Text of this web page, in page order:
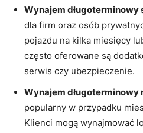
Wynajem⁢ długoterminowy
dla firm oraz osób
pojazdu na kilka miesięcy
często oferowane są
serwis czy ubezpieczenie.
Wynajem długoterminowy
popularny w przypadku
Klienci mogą wynajmować‌